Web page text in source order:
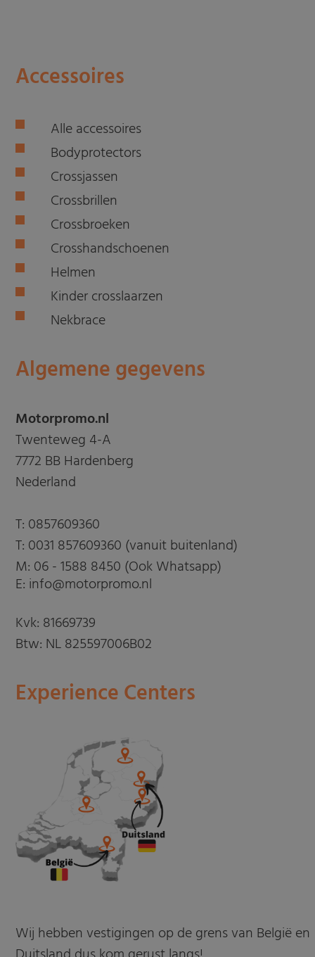
Accessoires
Alle accessoires
Bodyprotectors
Crossjassen
Crossbrillen
Crossbroeken
Crosshandschoenen
Helmen
Kinder crosslaarzen
Nekbrace
Algemene gegevens
Motorpromo.nl
Twenteweg 4-A
7772 BB Hardenberg
Nederland
T: 0857609360
T: 0031 857609360 (vanuit buitenland)
M: 06 - 1588 8450 (Ook Whatsapp)
E: info@motorpromo.nl
Kvk: 81669739
Btw: NL 825597006B02
Experience Centers
Wij hebben vestigingen op de grens van België en